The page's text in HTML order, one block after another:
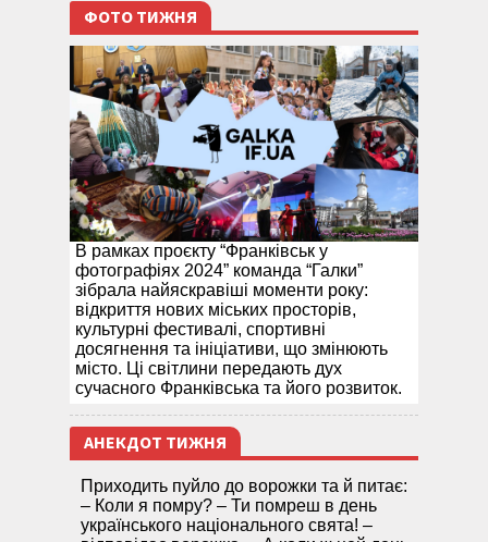
ФОТО ТИЖНЯ
В рамках проєкту “Франківськ у
фотографіях 2024” команда “Галки”
зібрала найяскравіші моменти року:
відкриття нових міських просторів,
культурні фестивалі, спортивні
досягнення та ініціативи, що змінюють
місто. Ці світлини передають дух
сучасного Франківська та його розвиток.
АНЕКДОТ ТИЖНЯ
Приходить пуйло до ворожки та й питає:
– Коли я помру? – Ти помреш в день
українського національного свята! –